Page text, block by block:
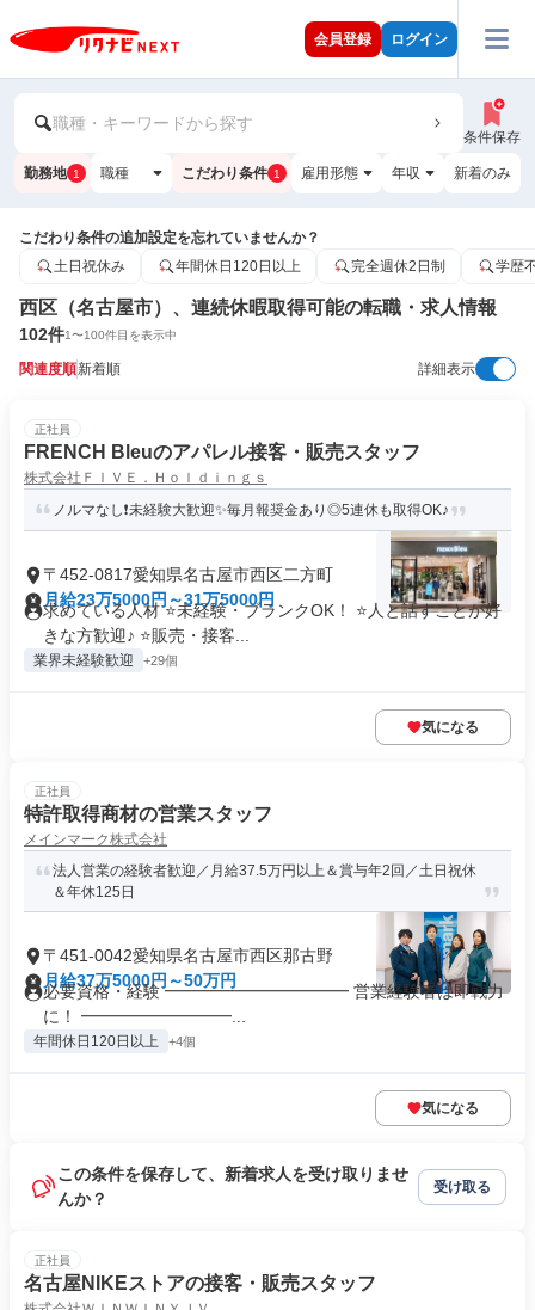
会員登録 ログイン
職種・キーワードから探す
条件保存
勤務地 1 職種 こだわり条件 1 雇用形態 年収 新着のみ
こだわり条件の追加設定を忘れていませんか？
土日祝休み
年間休日120日以上 完全週休2日制 学歴
西区（名古屋市）、連続休暇取得可能の転職・求人情報
102件1〜100件目を表示中
関連度順新着順 詳細表示
正社員
FRENCH Bleuのアパレル接客・販売スタッフ
株式会社ＦＩＶＥ．Ｈｏｌｄｉｎｇｓ
ノルマなし❗未経験大歓迎✨毎月報奨金あり◎5連休も取得OK♪
〒452-0817愛知県名古屋市西区二方町
月給23万5000円～31万5000円
求めている人材 ⭐未経験・ブランクOK！ ⭐人と話すことが好
きな方歓迎♪ ⭐販売・接客...
業界未経験歓迎 +29個
気になる
正社員
特許取得商材の営業スタッフ
メインマーク株式会社
法人営業の経験者歓迎／月給37.5万円以上＆賞与年2回／土日祝休
＆年休125日
〒451-0042愛知県名古屋市西区那古野
月給37万5000円～50万円
必要資格・経験 ━━━━━━━━━━━ 営業経験者は即戦力
に！ ━━━━━━━━━...
年間休日120日以上 +4個
気になる
この条件を保存して、新着求人を受け取りませ
んか？
受け取る
正社員
名古屋NIKEストアの接客・販売スタッフ